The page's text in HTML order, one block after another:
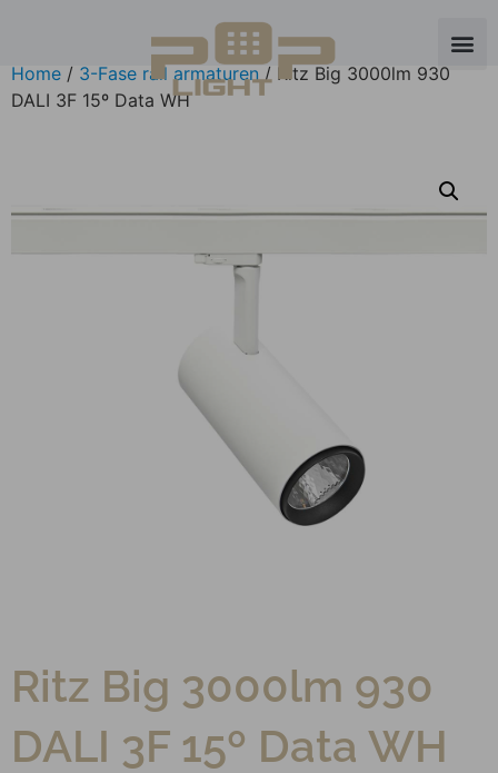
Home / 3-Fase rail armaturen / Ritz Big 3000lm 930
DALI 3F 15º Data WH
Ritz Big 3000lm 930
DALI 3F 15º Data WH